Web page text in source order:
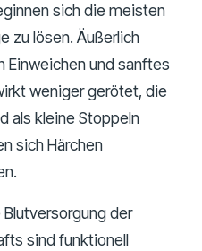
sich die meisten
zu lösen. Äußerlich
Einweichen und sanftes
weniger gerötet, die
als kleine Stoppeln
sich Härchen
der
sind funktionell